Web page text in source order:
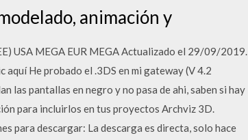
animación y
USA MEGA EUR MEGA Actualizado el 29/09/2019.
He probado el .3DS en mi gateway (V 4.2
las pantallas en negro y no pasa de ahi, saben si hay
para incluirlos en tus proyectos Archviz 3D.
para descargar: La descarga es directa, solo hace